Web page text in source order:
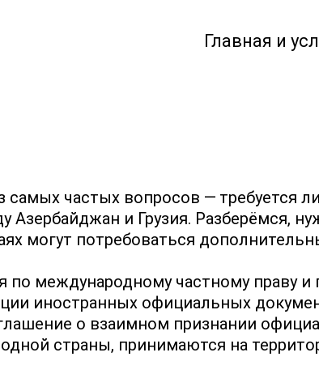
Главная и
частых вопросов — требуется
и Грузия. Разберёмся,
могут потребоваться
международному частному праву и
иностранных официальных
о взаимном признании
страны, принимаются на